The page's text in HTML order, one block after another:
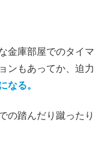
金庫部屋でのタイマ
ンもあってか、迫力
なる。
の踏んだり蹴ったり